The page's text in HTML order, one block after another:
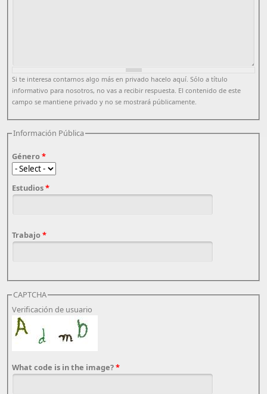
Si te interesa contarnos algo más en privado hacelo aquí. Sólo a título
informativo para nosotros, no vas a recibir respuesta. El contenido de este
campo se mantiene privado y no se mostrará públicamente.
Información Pública
Género*
Estudios*
Trabajo*
CAPTCHA
Verificación de usuario
What code is in the image?*